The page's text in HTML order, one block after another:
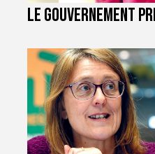
Le gouvernement